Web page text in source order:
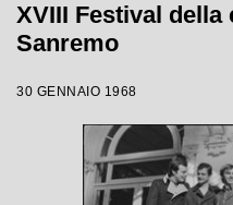
XVIII Festival della
Sanremo
30 GENNAIO 1968